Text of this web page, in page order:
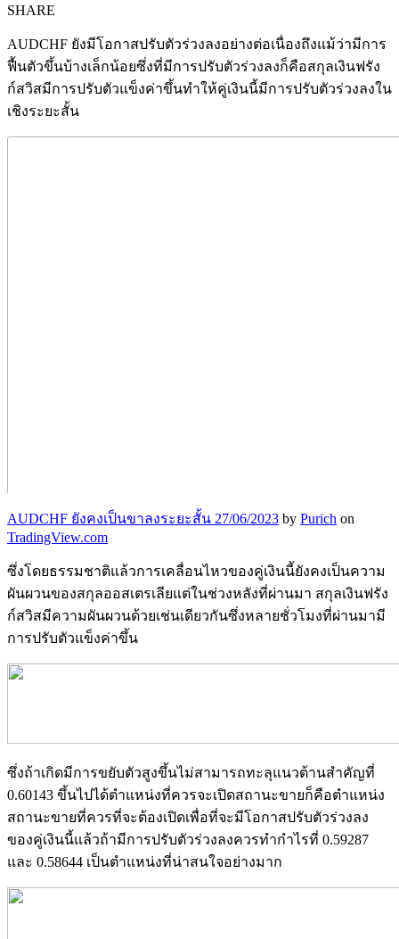
SHARE
AUDCHF ยังมีโอกาสปรับตัวร่วงลงอย่างต่อเนื่องถึงแม้ว่ามีการ
ฟื้นตัวขึ้นบ้างเล็กน้อยซึ่งที่มีการปรับตัวร่วงลงก็คือสกุลเงินฟรัง
ก์สวิสมีการปรับตัวแข็งค่าขึ้นทำให้คู่เงินนี้มีการปรับตัวร่วงลงใน
เชิงระยะสั้น
AUDCHF ยังคงเป็นขาลงระยะสั้น 27/06/2023 by Purich on
TradingView.com
ซึ่งโดยธรรมชาติแล้วการเคลื่อนไหวของคู่เงินนี้ยังคงเป็นความ
ผันผวนของสกุลออสเตรเลียแต่ในช่วงหลังที่ผ่านมา สกุลเงินฟรัง
ก์สวิสมีความผันผวนด้วยเช่นเดียวกันซึ่งหลายชั่วโมงที่ผ่านมามี
การปรับตัวแข็งค่าขึ้น
ซึ่งถ้าเกิดมีการขยับตัวสูงขึ้นไม่สามารถทะลุแนวต้านสำคัญที่
0.60143 ขึ้นไปได้ตำแหน่งที่ควรจะเปิดสถานะขายก็คือตำแหน่ง
สถานะขายที่ควรที่จะต้องเปิดเพื่อที่จะมีโอกาสปรับตัวร่วงลง
ของคู่เงินนี้แล้วถ้ามีการปรับตัวร่วงลงควรทำกำไรที่ 0.59287
และ 0.58644 เป็นตำแหน่งที่น่าสนใจอย่างมาก